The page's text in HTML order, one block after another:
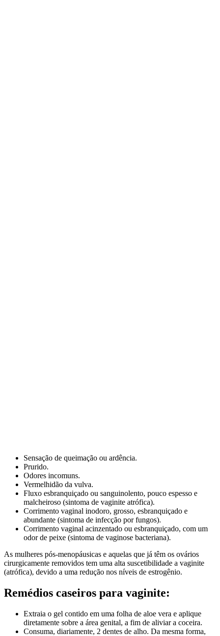
Sensação de queimação ou ardência.
Prurido.
Odores incomuns.
Vermelhidão da vulva.
Fluxo esbranquiçado ou sanguinolento, pouco espesso e
malcheiroso (sintoma de vaginite atrófica).
Corrimento vaginal inodoro, grosso, esbranquiçado e
abundante (sintoma de infecção por fungos).
Corrimento vaginal acinzentado ou esbranquiçado, com um
odor de peixe (sintoma de vaginose bacteriana).
As mulheres pós-menopáusicas e aquelas que já têm os ovários
cirurgicamente removidos tem uma alta suscetibilidade a vaginite
(atrófica), devido a uma redução nos níveis de estrogênio.
Remédios caseiros para vaginite:
Extraia o gel contido em uma folha de aloe vera e aplique
diretamente sobre a área genital, a fim de aliviar a coceira.
Consuma, diariamente, 2 dentes de alho. Da mesma forma,